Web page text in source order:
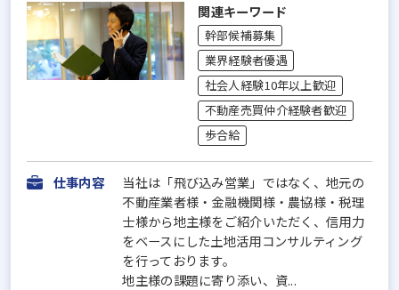
関連キーワード
幹部候補募集
業界経験者優遇
社会人経験10年以上歓迎
不動産売買仲介経験者歓迎
歩合給
仕事内容
当社は「飛び込み営業」ではなく、地元の
不動産業者様・金融機関様・農協様・税理
士様から地主様をご紹介いただく、信用力
をベースにした土地活用コンサルティング
を行っております。
地主様の課題に寄り添い、資...